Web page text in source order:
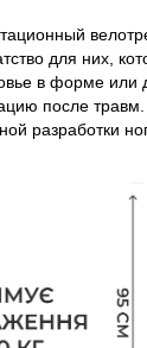
для них,
в форме или
после
разработки